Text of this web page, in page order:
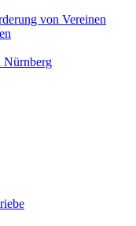
von Vereinen
Nürnberg